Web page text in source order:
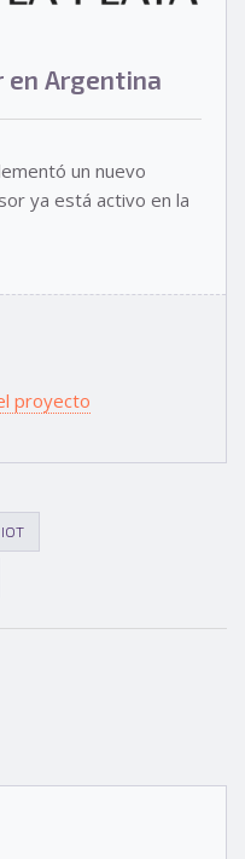
en Argentina
un nuevo
ya está activo en la
proyecto